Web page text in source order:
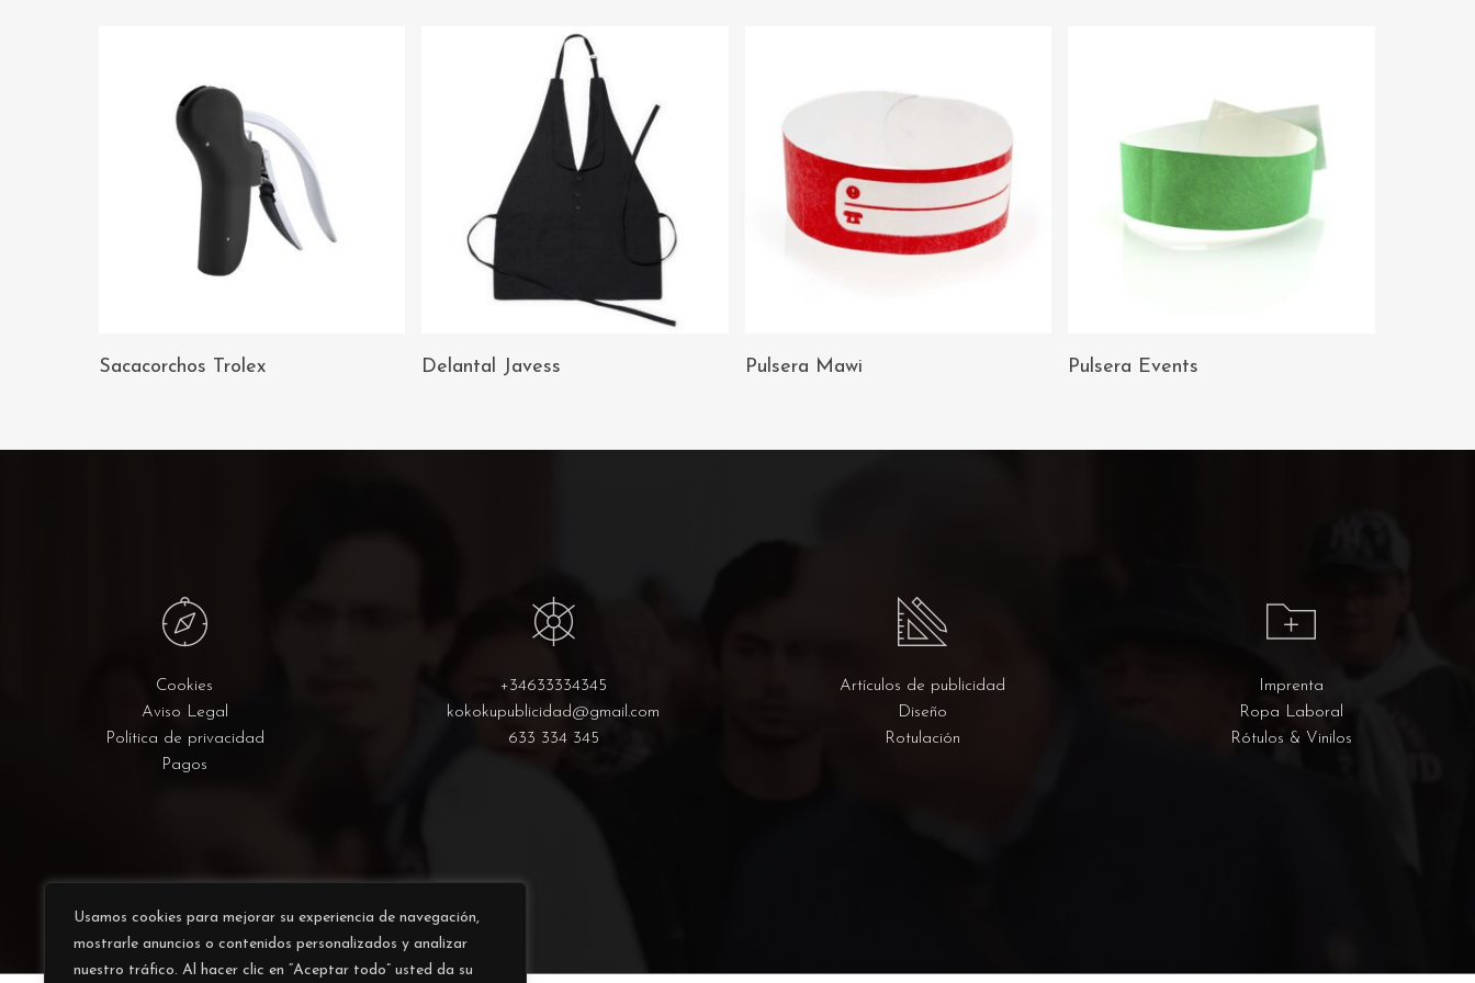
Usamos cookies para mejorar su experiencia de navegación,
mostrarle anuncios o contenidos personalizados y analizar
nuestro tráfico. Al hacer clic en “Aceptar todo” usted da su
AÑADIR AL
Sacacorchos Trolex Delantal Javess
AÑADIR AL
Pulsera Mawi
AÑADIR AL
Pulsera Events
Cookies
Aviso Legal
Política de privacidad
Pagos
+34633334345
kokokupublicidad@gmail.com
633 334 345
Artículos de publicidad
Diseño
Rotulación
Imprenta
Ropa Laboral
Rótulos & Vinilos